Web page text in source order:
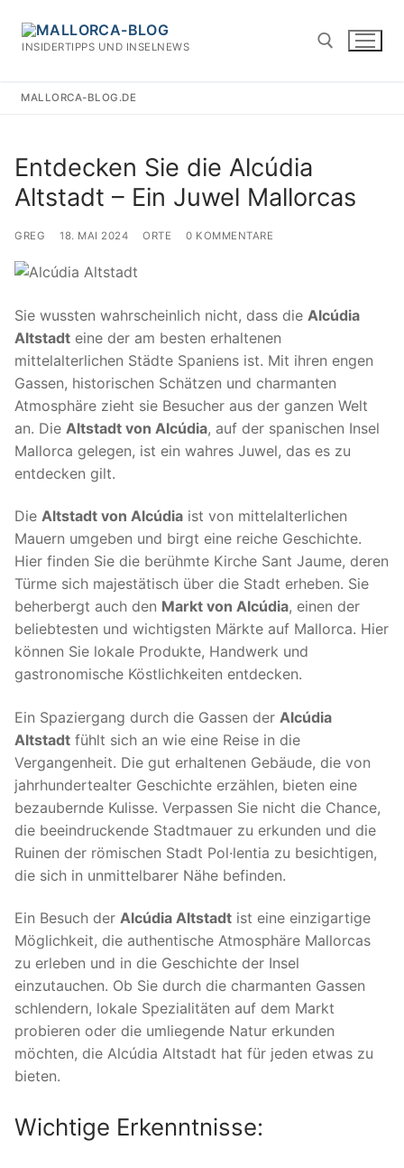
Inhalt
springen
INSIDERTIPPS UND INSELNEWS
MALLORCA-BLOG.DE
Entdecken Sie die Alcúdia
Altstadt – Ein Juwel Mallorcas
GREG 18. MAI 2024 ORTE 0 KOMMENTARE
Sie wussten wahrscheinlich nicht, dass die Alcúdia
Altstadt eine der am besten erhaltenen
mittelalterlichen Städte Spaniens ist. Mit ihren engen
Gassen, historischen Schätzen und charmanten
Atmosphäre zieht sie Besucher aus der ganzen Welt
an. Die Altstadt von Alcúdia, auf der spanischen Insel
Mallorca gelegen, ist ein wahres Juwel, das es zu
entdecken gilt.
Die Altstadt von Alcúdia ist von mittelalterlichen
Mauern umgeben und birgt eine reiche Geschichte.
Hier finden Sie die berühmte Kirche Sant Jaume, deren
Türme sich majestätisch über die Stadt erheben. Sie
beherbergt auch den Markt von Alcúdia, einen der
beliebtesten und wichtigsten Märkte auf Mallorca. Hier
können Sie lokale Produkte, Handwerk und
gastronomische Köstlichkeiten entdecken.
Ein Spaziergang durch die Gassen der Alcúdia
Altstadt fühlt sich an wie eine Reise in die
Vergangenheit. Die gut erhaltenen Gebäude, die von
jahrhundertealter Geschichte erzählen, bieten eine
bezaubernde Kulisse. Verpassen Sie nicht die Chance,
die beeindruckende Stadtmauer zu erkunden und die
Ruinen der römischen Stadt Pol·lentia zu besichtigen,
die sich in unmittelbarer Nähe befinden.
Ein Besuch der Alcúdia Altstadt ist eine einzigartige
Möglichkeit, die authentische Atmosphäre Mallorcas
zu erleben und in die Geschichte der Insel
einzutauchen. Ob Sie durch die charmanten Gassen
schlendern, lokale Spezialitäten auf dem Markt
probieren oder die umliegende Natur erkunden
möchten, die Alcúdia Altstadt hat für jeden etwas zu
bieten.
Wichtige Erkenntnisse: